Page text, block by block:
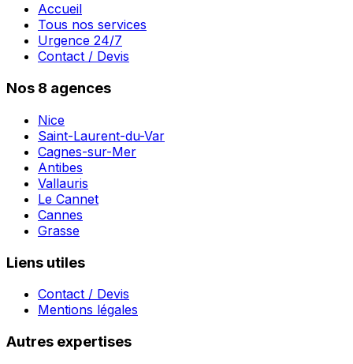
Accueil
Tous nos services
Urgence 24/7
Contact / Devis
Nos 8 agences
Nice
Saint-Laurent-du-Var
Cagnes-sur-Mer
Antibes
Vallauris
Le Cannet
Cannes
Grasse
Liens utiles
Contact / Devis
Mentions légales
Autres expertises